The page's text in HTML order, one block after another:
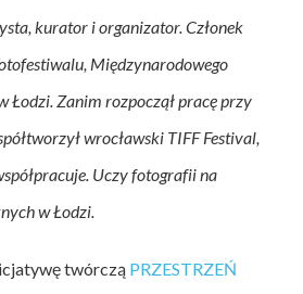
kurator i organizator. Członek
Międzynarodowego
Łodzi. Zanim rozpoczął pracę przy
wrocławski TIFF Festival,
Uczy fotografii na
w Łodzi.
twórczą PRZESTRZEŃ